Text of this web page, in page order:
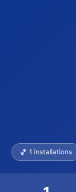
🏀 1 installations